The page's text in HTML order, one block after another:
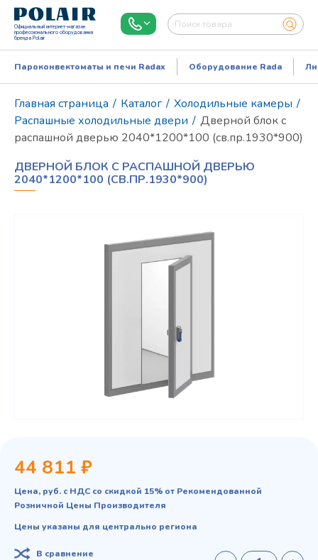
Официальный интернет-магазин
профессионального оборудования
бренда Polair
Режим работы:Пн..Пт: 9.00-18.00
Пароконвектоматы и печи Radax Оборудование Rada
Главная страница / Каталог / Холодильные камеры /
Распашные холодильные двери / Дверной блок с
распашной дверью 2040*1200*100 (св.пр.1930*900)
ДВЕРНОЙ БЛОК С РАСПАШНОЙ ДВЕРЬЮ
2040*1200*100 (СВ.ПР.1930*900)
44 811 ₽
Цена, руб. с НДС со скидкой 15% от Рекомендованной
Розничной Цены Производителя
Цены указаны для центрально региона
В сравнение